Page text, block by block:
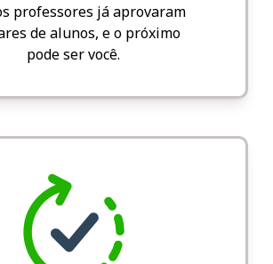
professores já aprovaram
de alunos, e o próximo
pode ser você.